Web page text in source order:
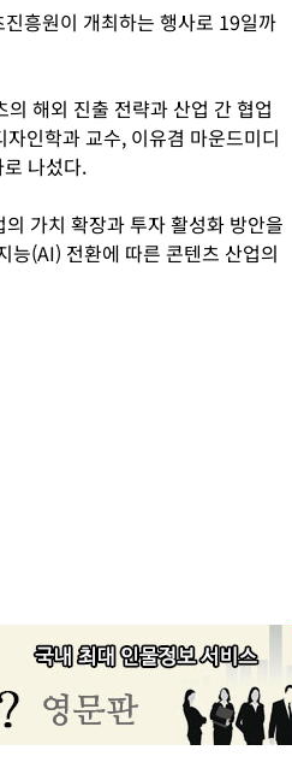
흥원이 개최하는 행사로 19일까
해외 진출 전략과 산업 간 협업
인학과 교수, 이유겸 마운드미디
나섰다.
가치 확장과 투자 활성화 방안을
(AI) 전환에 따른 콘텐츠 산업의